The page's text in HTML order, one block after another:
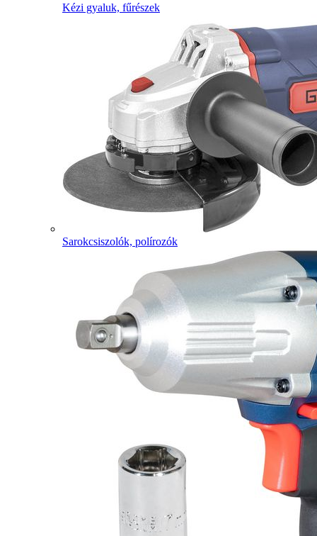
Kézi gyaluk, fűrészek
Sarokcsiszolók, polírozók